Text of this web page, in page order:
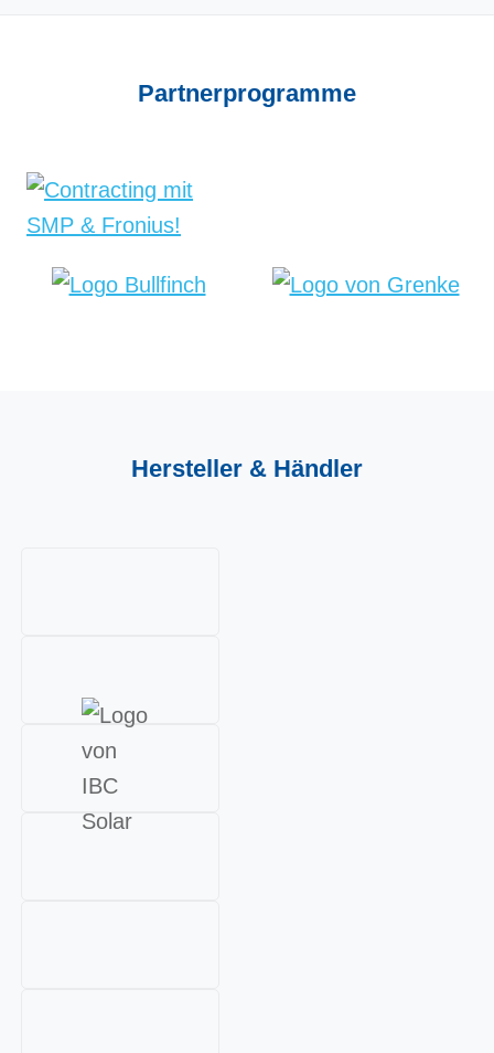
Partner­programme
Hersteller & Händler